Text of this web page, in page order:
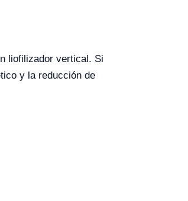
liofilizador vertical. Si
y la reducción de